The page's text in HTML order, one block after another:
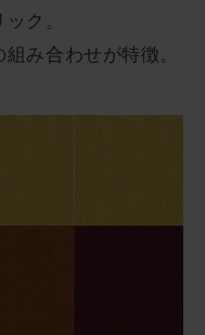
ク。
み合わせが特徴。